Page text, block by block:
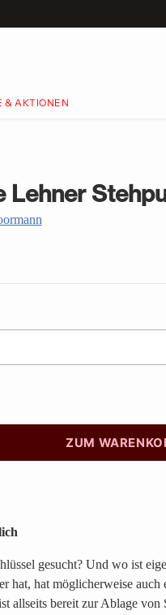
& AKTIONEN
Lehner
ZUM
gesucht? Und wo ist
hat, hat möglicherweise
allseits bereit zur Ablage